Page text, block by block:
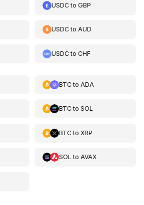
USDCtoGBP
USDCtoAUD
USDCtoCHF
BTCto ADA
BTCto SOL
BTCto XRP
SOL to AVAX